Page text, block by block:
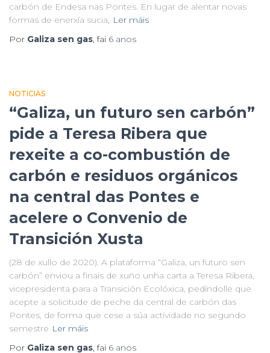
carbón de Endesa nas Pontes. En lugar de alentar novas
formas de enerxía sucia, Ler máis
Por Galiza sen gas, fai 6 anos
NOTICIAS
“Galiza, un futuro sen carbón”
pide a Teresa Ribera que
rexeite a co-combustión de
carbón e residuos orgánicos
na central das Pontes e
acelere o Convenio de
Transición Xusta
(28 de xullo de 2020). A plataforma “Galiza, un futuro sen
carbón” enviou a finais de xuño unha carta a Teresa Ribera,
vicepresidenta para a Transición Ecolóxica, pedíndolle que
acepte a solicitude de peche da central de carbón das
Pontes, de forma que cese a súa actividade no segundo
semestre Ler máis
Por Galiza sen gas, fai 6 anos